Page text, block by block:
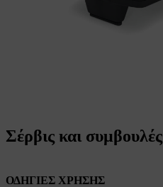
Σέρβις και συμβουλές
ΟΔΗΓΙΕΣ ΧΡΗΣΗΣ